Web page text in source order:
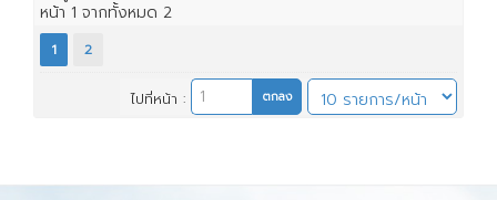
หน้า 1 จากทั้งหมด 2
1 2
ไปที่หน้า :